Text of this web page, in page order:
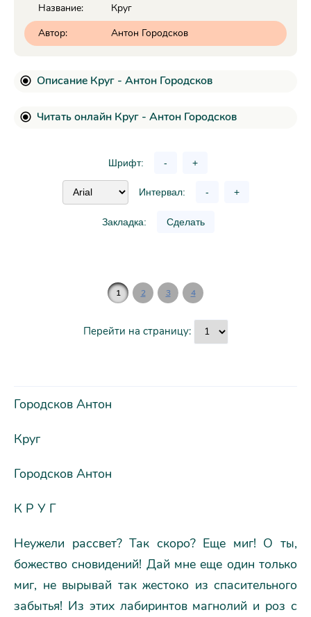
Название:
Круг
Автор:
Антон Городсков
Описание Круг - Антон Городсков
Читать онлайн Круг - Антон Городсков
Шрифт: - +
Интервал: - +
Закладка: Сделать
1 2 3 4
Перейти на страницу:
Городсков Антон
Круг
Городсков Антон
К P У Г
Hеужели рассвет? Так скоро? Еще миг! О ты,
божество сновидений! Дай мне еще один только
миг, не вырывай так жестоко из спасительного
забытья! Из этих лабиринтов магнолий и роз с